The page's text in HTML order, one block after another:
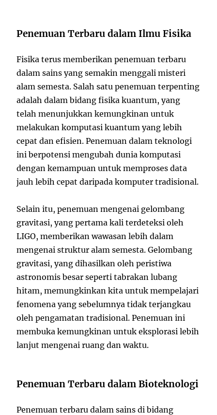
Penemuan Terbaru dalam Ilmu Fisika
Fisika terus memberikan penemuan terbaru
dalam sains yang semakin menggali misteri
alam semesta. Salah satu penemuan terpenting
adalah dalam bidang fisika kuantum, yang
telah menunjukkan kemungkinan untuk
melakukan komputasi kuantum yang lebih
cepat dan efisien. Penemuan dalam teknologi
ini berpotensi mengubah dunia komputasi
dengan kemampuan untuk memproses data
jauh lebih cepat daripada komputer tradisional.
Selain itu, penemuan mengenai gelombang
gravitasi, yang pertama kali terdeteksi oleh
LIGO, memberikan wawasan lebih dalam
mengenai struktur alam semesta. Gelombang
gravitasi, yang dihasilkan oleh peristiwa
astronomis besar seperti tabrakan lubang
hitam, memungkinkan kita untuk mempelajari
fenomena yang sebelumnya tidak terjangkau
oleh pengamatan tradisional. Penemuan ini
membuka kemungkinan untuk eksplorasi lebih
lanjut mengenai ruang dan waktu.
Penemuan Terbaru dalam Bioteknologi
Penemuan terbaru dalam sains di bidang